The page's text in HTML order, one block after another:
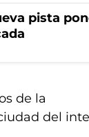
pista
de la
del